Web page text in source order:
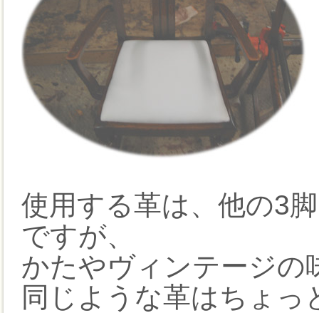
使用する革は、他の3
ですが、
かたやヴィンテージの
同じような革はちょっ